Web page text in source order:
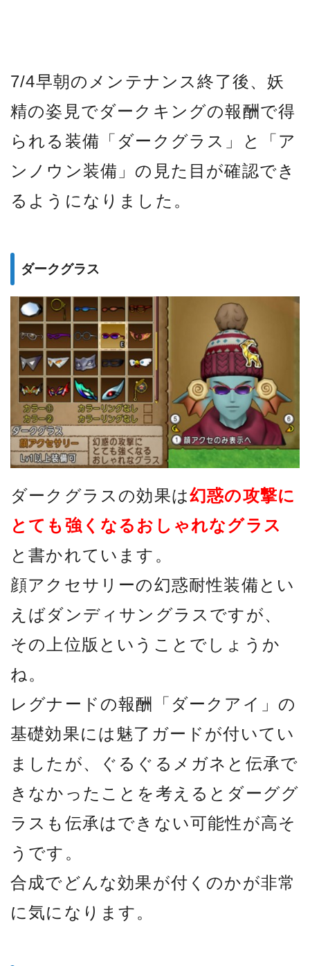
7/4早朝のメンテナンス終了後、妖
精の姿見でダークキングの報酬で得
られる装備「ダークグラス」と「ア
ンノウン装備」の見た目が確認でき
るようになりました。
ダークグラス
ダークグラスの効果は幻惑の攻撃に
とても強くなるおしゃれなグラス
と書かれています。
顔アクセサリーの幻惑耐性装備とい
えばダンディサングラスですが、
その上位版ということでしょうか
ね。
レグナードの報酬「ダークアイ」の
基礎効果には魅了ガードが付いてい
ましたが、ぐるぐるメガネと伝承で
きなかったことを考えるとダーググ
ラスも伝承はできない可能性が高そ
うです。
合成でどんな効果が付くのかが非常
に気になります。